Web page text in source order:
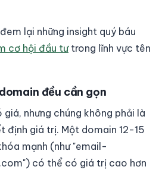
lại những insight quý báu
cơ hội đầu tưtrong lĩnh vực tên
đều cần gọn
nhưng chúng không phải là
định giá trị. Một domain 12-15
mạnh (như "email-
có thể có giá trị cao hơn